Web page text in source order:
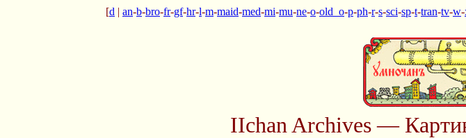
[d | an-b-bro-fr-gf-hr-l-m-maid-med-mi-mu-ne-o-old_o-p-ph-r-s-sci-sp-t-tran-tv-w-
IIchan Archives —